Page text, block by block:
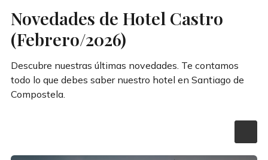
Novedades de Hotel Castro
(Febrero/2026)
Descubre nuestras últimas novedades. Te contamos
todo lo que debes saber nuestro hotel en Santiago de
Compostela.